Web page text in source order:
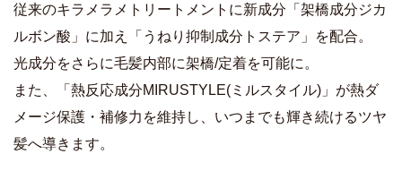
従来のキラメラメトリートメントに新成分「架橋成分ジカ
ルボン酸」に加え「うねり抑制成分トステア」を配合。
光成分をさらに毛髪内部に架橋/定着を可能に。
また、「熱反応成分MIRUSTYLE(ミルスタイル)」が熱ダ
メージ保護・補修力を維持し、いつまでも輝き続けるツヤ
髪へ導きます。